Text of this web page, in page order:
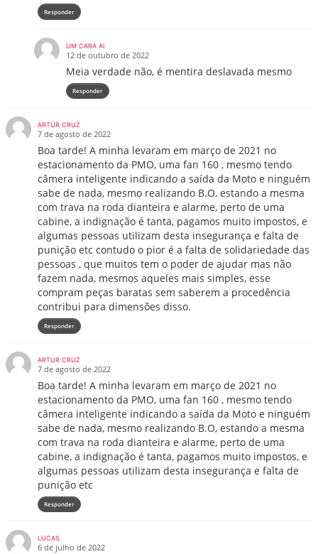
Responder
UM CARA AI
12 de outubro de 2022
Meia verdade não, é mentira deslavada mesmo
Responder
ARTUR CRUZ
7 de agosto de 2022
Boa tarde! A minha levaram em março de 2021 no
estacionamento da PMO, uma fan 160 , mesmo tendo
câmera inteligente indicando a saída da Moto e ninguém
sabe de nada, mesmo realizando B.O, estando a mesma
com trava na roda dianteira e alarme, perto de uma
cabine, a indignação é tanta, pagamos muito impostos, e
algumas pessoas utilizam desta insegurança e falta de
punição etc contudo o pior é a falta de solidariedade das
pessoas , que muitos tem o poder de ajudar mas não
fazem nada, mesmos aqueles mais simples, esse
compram peças baratas sem saberem a procedência
contribui para dimensões disso.
Responder
ARTUR CRUZ
7 de agosto de 2022
Boa tarde! A minha levaram em março de 2021 no
estacionamento da PMO, uma fan 160 , mesmo tendo
câmera inteligente indicando a saída da Moto e ninguém
sabe de nada, mesmo realizando B.O, estando a mesma
com trava na roda dianteira e alarme, perto de uma
cabine, a indignação é tanta, pagamos muito impostos, e
algumas pessoas utilizam desta insegurança e falta de
punição etc
Responder
LUCAS
6 de julho de 2022